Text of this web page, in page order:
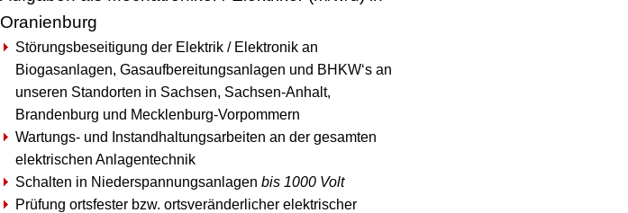
Oranienburg
Störungsbeseitigung der Elektrik / Elektronik an
Biogasanlagen, Gasaufbereitungsanlagen und BHKW‘s an
unseren Standorten in Sachsen, Sachsen-Anhalt,
Brandenburg und Mecklenburg-Vorpommern
Wartungs- und Instandhaltungsarbeiten an der gesamten
elektrischen Anlagentechnik
Schalten in Niederspannungsanlagen bis 1000 Volt
Prüfung ortsfester bzw. ortsveränderlicher elektrischer